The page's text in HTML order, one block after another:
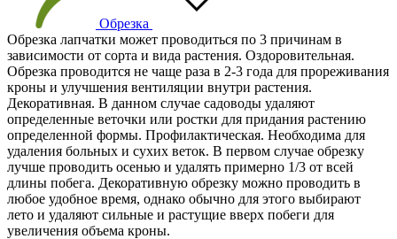
Обрезка
Обрезка лапчатки может проводиться по 3 причинам в
зависимости от сорта и вида растения. Оздоровительная.
Обрезка проводится не чаще раза в 2-3 года для прореживания
кроны и улучшения вентиляции внутри растения.
Декоративная. В данном случае садоводы удаляют
определенные веточки или ростки для придания растению
определенной формы. Профилактическая. Необходима для
удаления больных и сухих веток. В первом случае обрезку
лучше проводить осенью и удалять примерно 1/3 от всей
длины побега. Декоративную обрезку можно проводить в
любое удобное время, однако обычно для этого выбирают
лето и удаляют сильные и растущие вверх побеги для
увеличения объема кроны.